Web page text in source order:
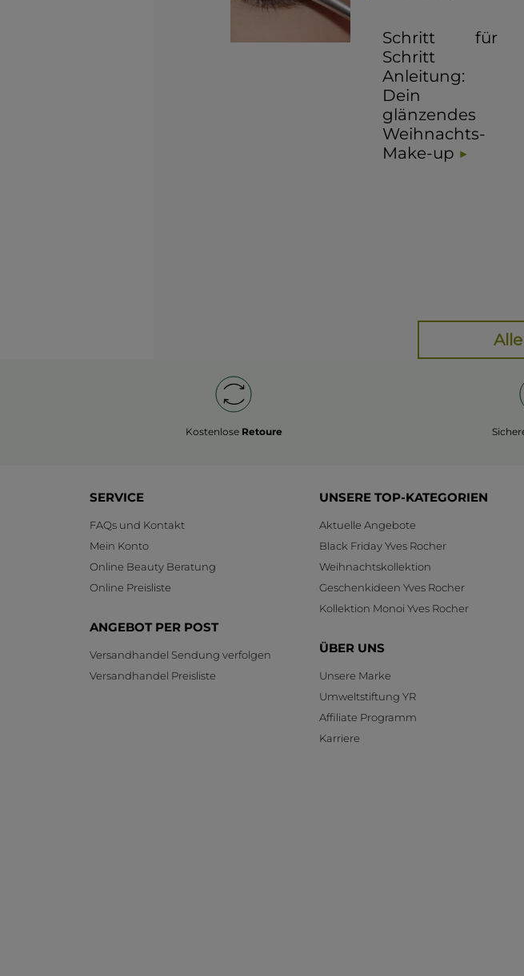
Schritt für
Schritt
Anleitung:
Dein
glänzendes
Weihnachts-
Make-up
Kostenlose Retoure
SERVICE
FAQs und Kontakt
Mein Konto
Online Beauty Beratung
Online Preisliste
ANGEBOT PER POST
Versandhandel Sendung verfolgen
Versandhandel Preisliste
UNSERE TOP-KATEGORIEN
Aktuelle Angebote
Black Friday Yves Rocher
Weihnachtskollektion
Geschenkideen Yves Rocher
Kollektion Monoi Yves Rocher
ÜBER UNS
Unsere Marke
Umweltstiftung YR
Affiliate Programm
Karriere